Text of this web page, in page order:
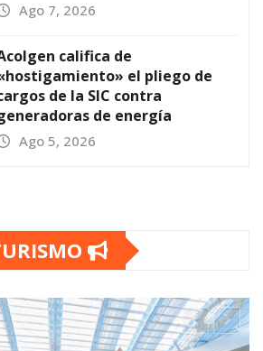
Ago 7, 2026
califica de
el pliego de
de la SIC contra
de energía
Ago 5, 2026